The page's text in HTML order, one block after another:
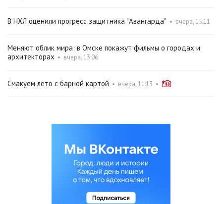
В НХЛ оценили прогресс защитника "Авангарда" • вчера, 15:11
Меняют облик мира: в Омске покажут фильмы о городах и
архитекторах • вчера, 13:06
Смакуем лето с барной картой • вчера, 11:13 •